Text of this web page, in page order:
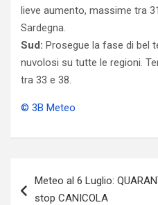
lieve aumento, massime tra
Sardegna.
Sud: Prosegue la fase di bel
nuvolosi su tutte le regioni.
tra 33 e 38.
© 3B Meteo
articoli
Meteo al 6 Luglio:
stop CANICOLA